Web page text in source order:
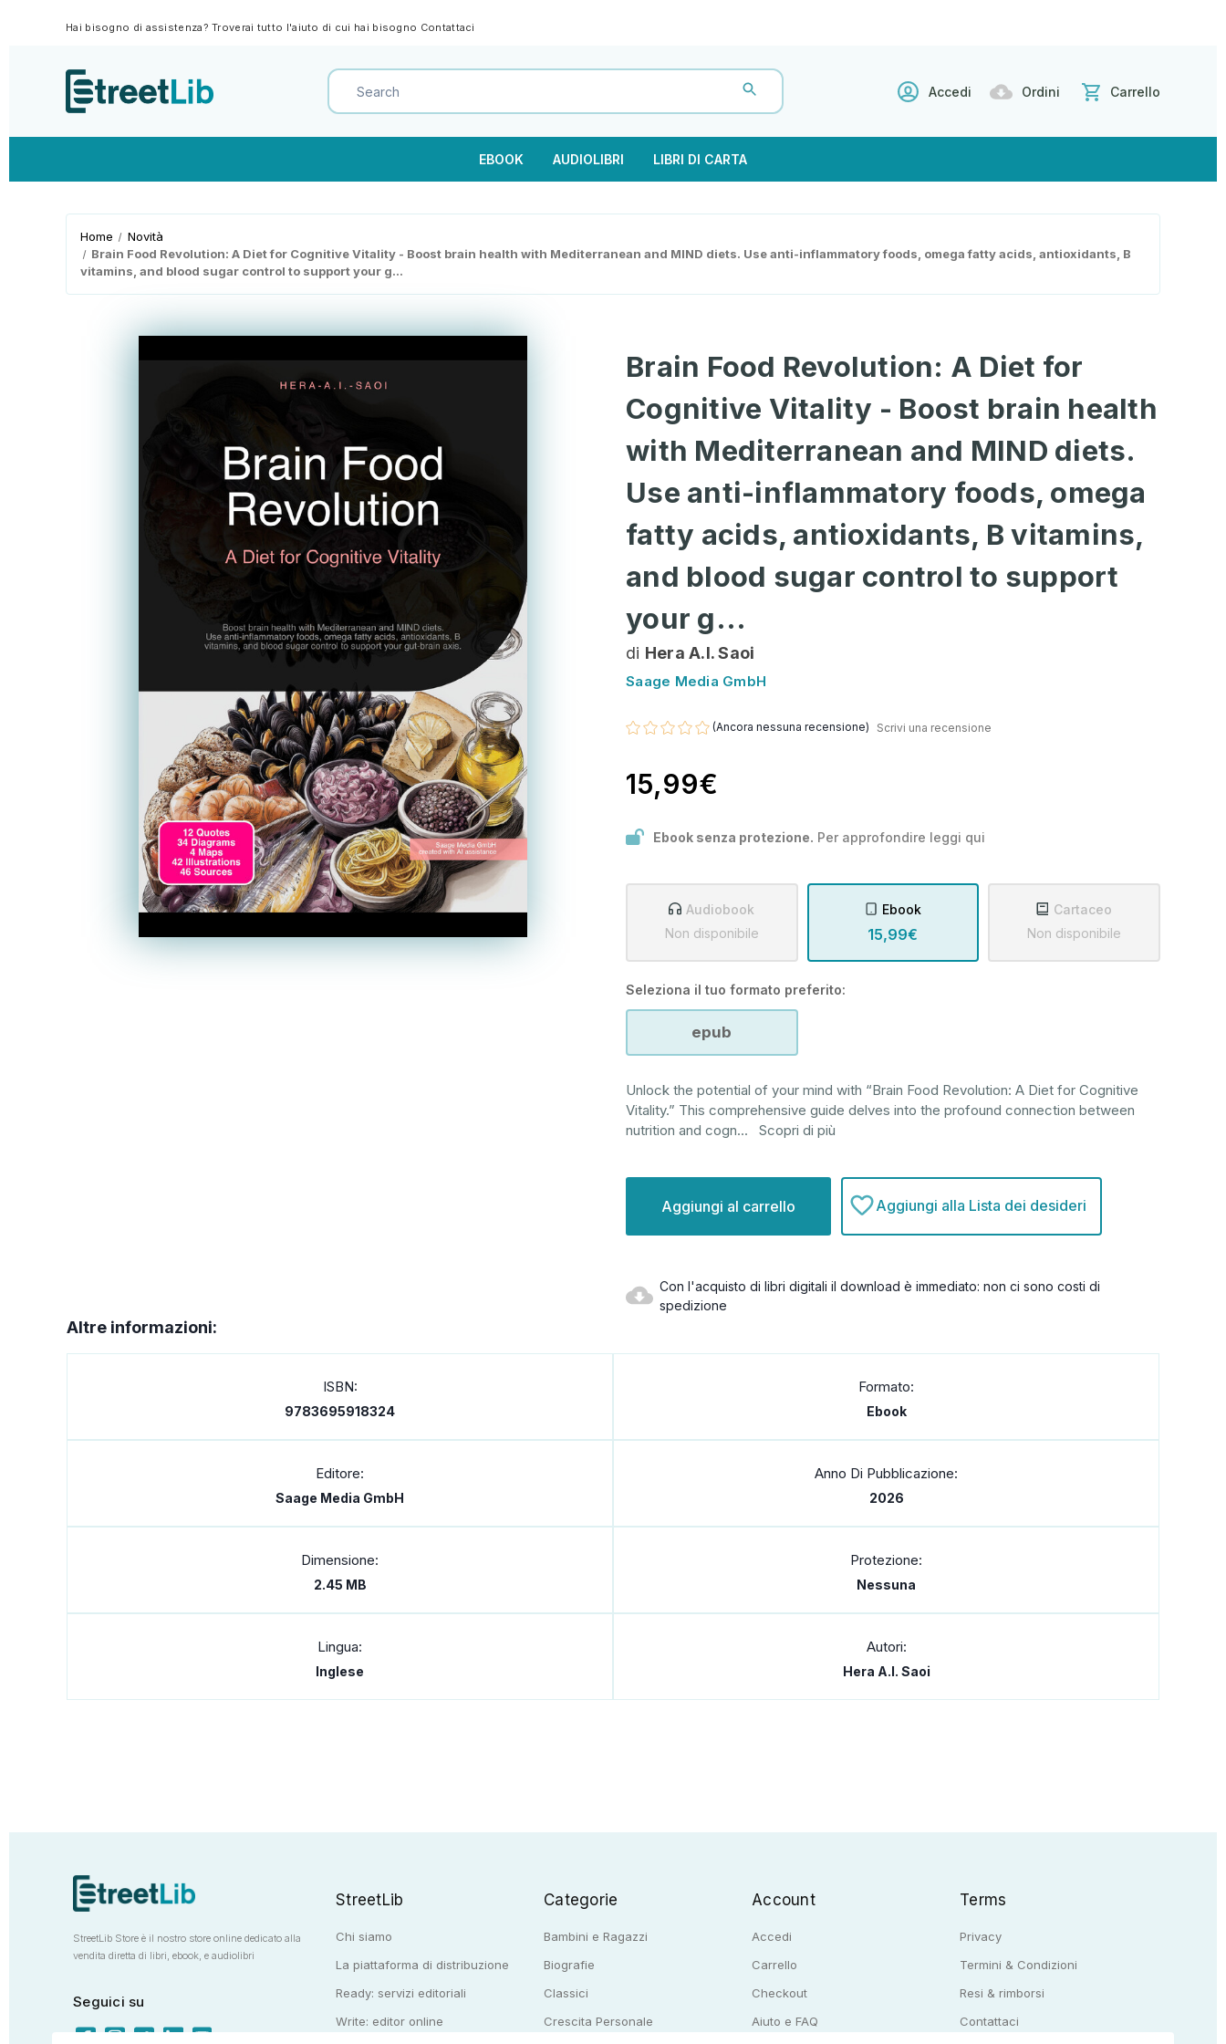
Hai bisogno di assistenza? Troverai tutto l'aiuto di cui hai bisogno Contattaci
Accedi Ordini Carrello
EBOOK AUDIOLIBRI LIBRI DI CARTA
Home
Novità
Brain Food Revolution: A Diet for Cognitive Vitality - Boost brain health with Mediterranean and MIND diets. Use anti-inflammatory foods, omega fatty acids, antioxidants, B
vitamins, and blood sugar control to support your g...
Brain Food Revolution: A Diet for
Cognitive Vitality - Boost brain health
with Mediterranean and MIND diets.
Use anti-inflammatory foods, omega
fatty acids, antioxidants, B vitamins,
and blood sugar control to support
your g...
di Hera A.I. Saoi
Saage Media GmbH
(Ancora nessuna recensione) Scrivi una recensione
15,99€
Ebook senza protezione. Per approfondire leggi qui
Audiobook
Non disponibile
Ebook
15,99€
Cartaceo
Non disponibile
Seleziona il tuo formato preferito:
epub
Unlock the potential of your mind with “Brain Food Revolution: A Diet for Cognitive
Vitality.” This comprehensive guide delves into the profound connection between
nutrition and cogn... Scopri di più
attuale:
Aggiungi alla Lista dei desideri
Con l'acquisto di libri digitali il download è immediato: non ci sono costi di
spedizione
Altre informazioni:
ISBN:
9783695918324
Formato:
Ebook
Editore:
Saage Media GmbH
Anno Di Pubblicazione:
2026
Dimensione:
2.45 MB
Protezione:
Nessuna
Lingua:
Inglese
Autori:
Hera A.I. Saoi
StreetLib Store è il nostro store online dedicato alla
vendita diretta di libri, ebook, e audiolibri
Seguici su
StreetLib
Chi siamo
La piattaforma di distribuzione
Ready: servizi editoriali
Write: editor online
Categorie
Bambini e Ragazzi
Biografie
Classici
Crescita Personale
Account
Accedi
Carrello
Checkout
Aiuto e FAQ
Terms
Privacy
Termini & Condizioni
Resi & rimborsi
Contattaci